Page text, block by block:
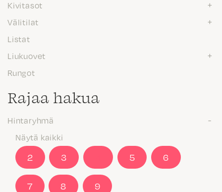
Kivitasot
Välitilat
Listat
Liukuovet
Rungot
Rajaa hakua
Hintaryhmä
Näytä kaikki
2 3 5 6
7 8 9